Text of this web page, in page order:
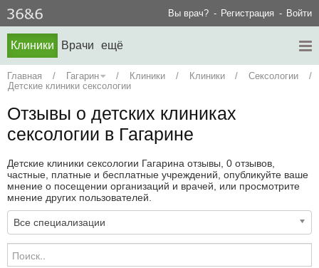
Вы врач? Регистрация Войти
Клиники Врачи ещё
Главная / Гагарин / Клиники / Клиники / Сексологии
/
Детские клиники сексологии
Отзывы о детских клиниках
сексологии в Гагарине
Детские клиники сексологии Гагарина отзывы, 0 отзывов,
частные, платные и бесплатные учреждений, опубликуйте ваше
мнение о посещении организаций и врачей, или просмотрите
мнение других пользователей.
Все специализации